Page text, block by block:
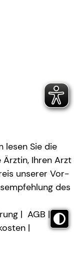
lesen Sie die
Ärztin, Ihren Arzt
unserer Vor-
des
AGB